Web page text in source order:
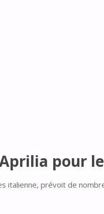
pour
italienne, prévoit de